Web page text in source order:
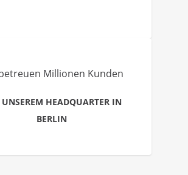
Millionen Kunden
HEADQUARTER IN
BERLIN